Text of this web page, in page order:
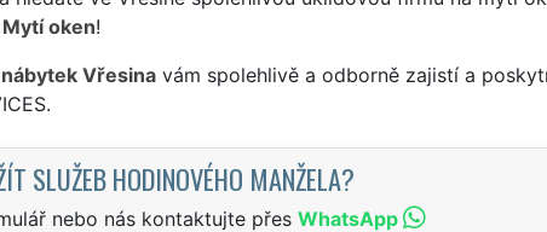
Mytí oken!
Vřesinavám spolehlivě a odborně zajistí a
SLUŽEB HODINOVÉHO MANŽELA?
nebo nás kontaktujte přes WhatsApp